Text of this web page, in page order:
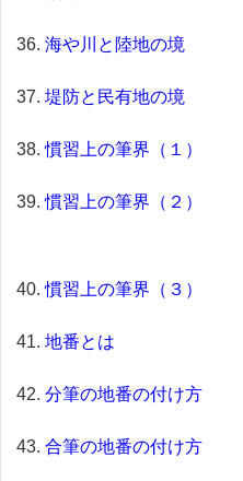
海や川と陸地の境
堤防と民有地の境
慣習上の筆界（１）
慣習上の筆界（２）
慣習上の筆界（３）
地番とは
分筆の地番の付け方
合筆の地番の付け方